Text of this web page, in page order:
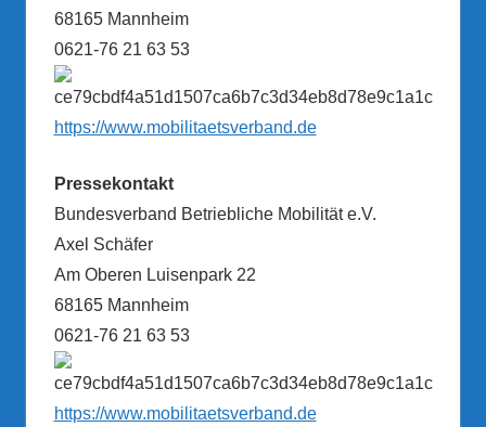
68165 Mannheim
0621-76 21 63 53
https://www.mobilitaetsverband.de
Pressekontakt
Bundesverband Betriebliche Mobilität e.V.
Axel Schäfer
Am Oberen Luisenpark 22
68165 Mannheim
0621-76 21 63 53
https://www.mobilitaetsverband.de